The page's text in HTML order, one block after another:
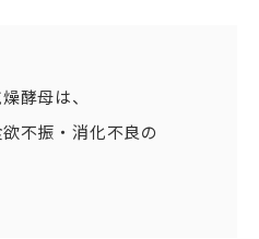
酵母は、
不振・消化不良の